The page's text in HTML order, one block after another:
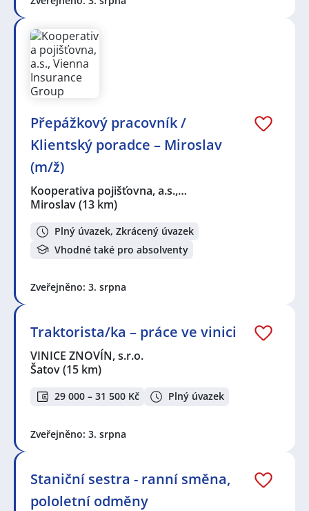
Přepážkový pracovník /
Klientský poradce – Miroslav
(m/ž)
Kooperativa pojišťovna, a.s.,…
Miroslav(13 km)
Plný úvazek, Zkrácený úvazek
Vhodné také pro absolventy
Zveřejněno: 3. srpna
Traktorista/ka – práce ve vinici
VINICE ZNOVÍN, s.r.o.
Šatov(15 km)
29 000 – 31 500 Kč Plný úvazek
Zveřejněno: 3. srpna
Staniční sestra - ranní směna,
pololetní odměny